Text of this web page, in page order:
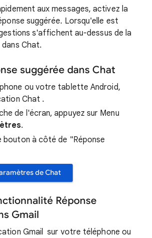
aux messages, activez la
suggérée. Lorsqu'elle est
s'affichent au-dessus de la
Chat.
suggérée dans Chat
ou votre tablette Android,
Chat .
de l'écran, appuyez sur Menu
.
bouton à côté de "Réponse
de Chat
Réponse
Gmail
Gmail
sur votre téléphone ou